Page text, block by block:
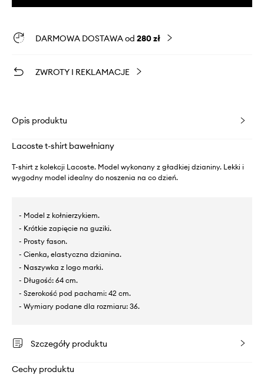
DARMOWA DOSTAWA od 280 zł
ZWROTY I REKLAMACJE
Opis produktu
Lacoste t-shirt bawełniany
T-shirt z kolekcji Lacoste. Model wykonany z gładkiej dzianiny. Lekki i
wygodny model idealny do noszenia na co dzień.
- Model z kołnierzykiem.
- Krótkie zapięcie na guziki.
- Prosty fason.
- Cienka, elastyczna dzianina.
- Naszywka z logo marki.
- Długość: 64 cm.
- Szerokość pod pachami: 42 cm.
- Wymiary podane dla rozmiaru: 36.
Szczegóły produktu
Cechy produktu